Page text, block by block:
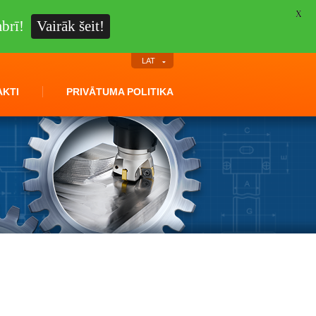
PRIVĀTUMA POLITIKA
LAT
Vairāk šeit!
X